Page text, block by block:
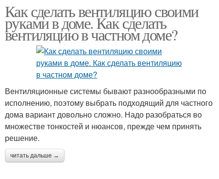
Как сделать вентиляцию своими
руками в доме. Как сделать
вентиляцию в частном доме?
Вентиляционные системы бывают разнообразными по
исполнению, поэтому выбрать подходящий для частного
дома вариант довольно сложно. Надо разобраться во
множестве тонкостей и нюансов, прежде чем принять
решение.
читать дальше →